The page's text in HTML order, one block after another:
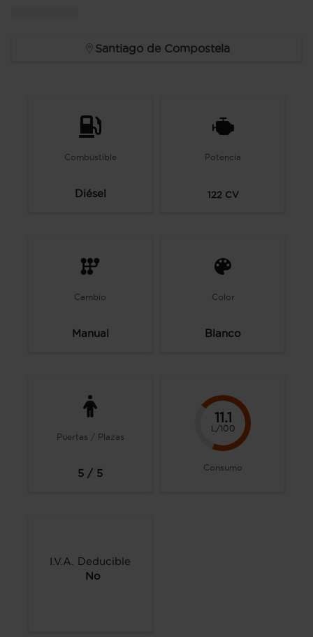
Santiago de Compostela
Combustible
Diésel
Potencia
122 CV
Cambio
Manual
Color
Blanco
Puertas / Plazas
5 / 5
11.1
L/100
Consumo
I.V.A. Deducible
No